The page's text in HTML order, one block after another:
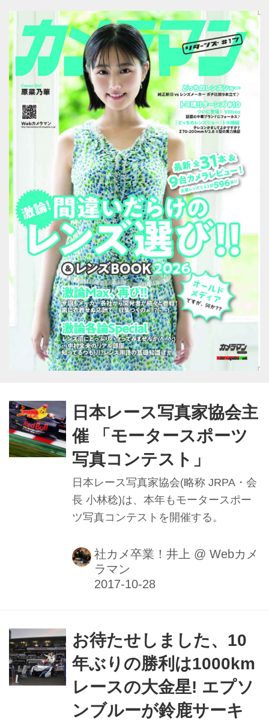
日本レース写真家協会主
催 「モータースポーツ
写真コンテスト」
日本レース写真家協会(略称 JRPA・会
長 小林稔)は、本年もモータースポー
ツ写真コンテストを開催する。
社カメ卒業！井上 @ Webカメ
ラマン
お待たせしました、10
年ぶりの勝利は1000km
レースの大金星! エプソ
ンブルーが鈴鹿サーキ